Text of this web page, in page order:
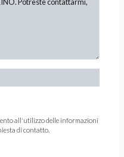
all'utilizzo delle informazioni
di contatto.